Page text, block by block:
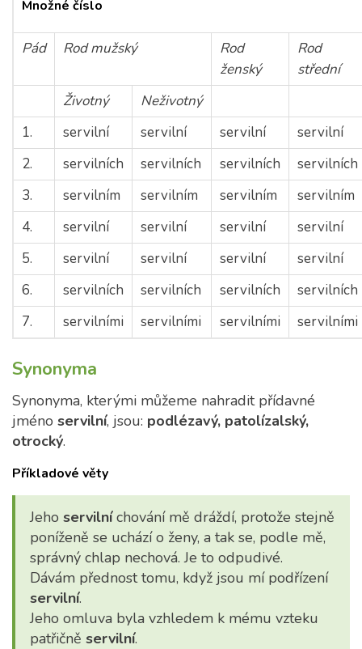
Množné číslo
Pád Rod mužský
Rod
ženský
Rod
střední
Životný
Neživotný
1.
servilní servilní servilní
servilní
2.
servilních servilních servilních
servilních
3.
servilním servilním servilním
servilním
4.
servilní servilní servilní
servilní
5.
servilní servilní servilní
servilní
6.
servilních servilních servilních
servilních
7.
servilními servilními servilními servilními
Synonyma
Synonyma, kterými můžeme nahradit přídavné
jméno servilní, jsou: podlézavý, patolízalský,
otrocký.
Příkladové věty
Jeho servilníchování mě dráždí, protože stejně
poníženě se uchází o ženy, a tak se, podle mě,
správný chlap nechová. Je to odpudivé.
Dávám přednost tomu, když jsou mí podřízení
servilní.
Jeho omluva byla vzhledem k mému vzteku
patřičně servilní.